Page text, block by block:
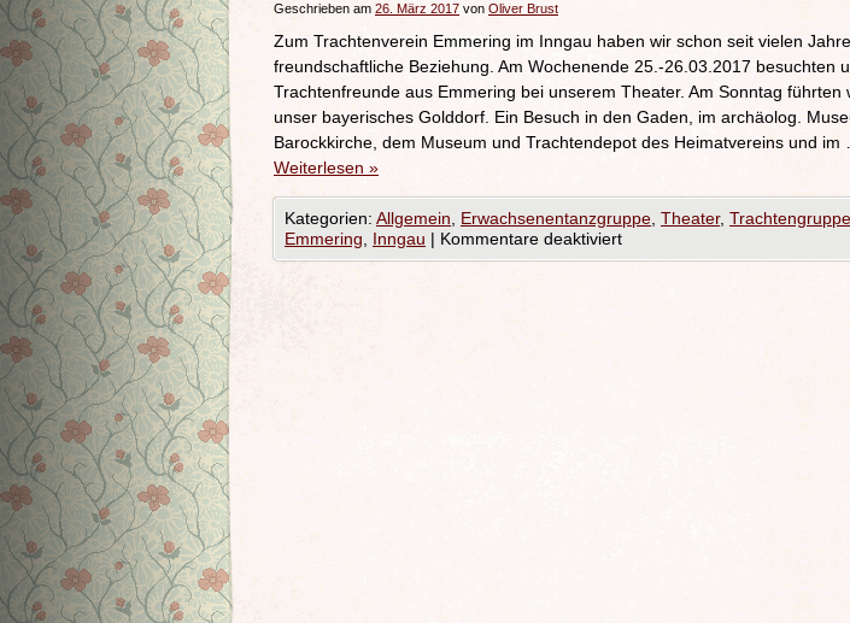
Geschrieben am 26. März 2017 von Oliver Brust
Zum Trachtenverein Emmering im Inngau haben wir schon seit vielen
freundschaftliche Beziehung. Am Wochenende 25.-26.03.2017 besuchten
Trachtenfreunde aus Emmering bei unserem Theater. Am Sonntag führten
unser bayerisches Golddorf. Ein Besuch in den Gaden, im archäolog.
Barockkirche, dem Museum und Trachtendepot des Heimatvereins und im
Weiterlesen »
Kategorien: Allgemein Erwachsenentanzgruppe Theater, Trachtengruppe
Emmering
Inngau | Kommentare deaktiviert